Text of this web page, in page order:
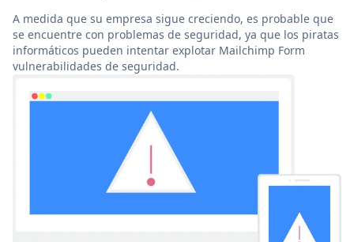
A medida que su empresa sigue creciendo, es probable que
se encuentre con problemas de seguridad, ya que los piratas
informáticos pueden intentar explotar Mailchimp Form
vulnerabilidades de seguridad.